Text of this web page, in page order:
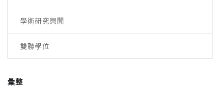
學術研究興聞
雙聯學位
彙整